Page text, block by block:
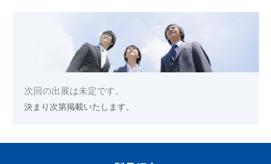
次回の出展は未定です。
決まり次第掲載いたします。